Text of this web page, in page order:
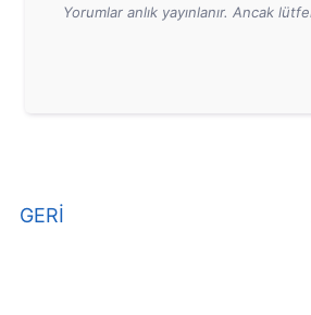
Yorumlar anlık yayınlanır. Ancak
GERİ